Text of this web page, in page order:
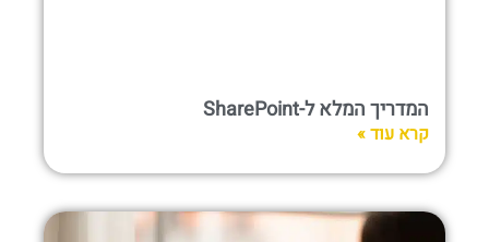
המדריך המלא ל-SharePoint
קרא עוד »